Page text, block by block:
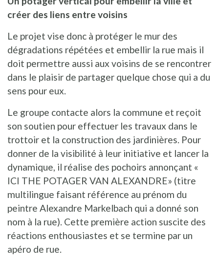
créer des liens entre voisins
Le projet vise donc à protéger le mur des
dégradations répétées et embellir la rue mais il
doit permettre aussi aux voisins de se rencontrer
dans le plaisir de partager quelque chose qui a du
sens pour eux.
Le groupe contacte alors la commune et reçoit
son soutien pour effectuer les travaux dans le
trottoir et la construction des jardinières. Pour
donner de la visibilité à leur initiative et lancer la
dynamique, il réalise des pochoirs annonçant «
ICI THE POTAGER VAN ALEXANDRE» (titre
multilingue faisant référence au prénom du
peintre Alexandre Markelbach qui a donné son
nom à la rue). Cette première action suscite des
réactions enthousiastes et se termine par un
apéro de rue.